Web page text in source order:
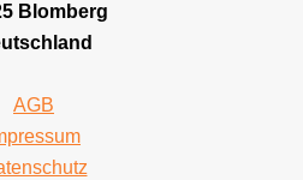
Blomberg
AGB